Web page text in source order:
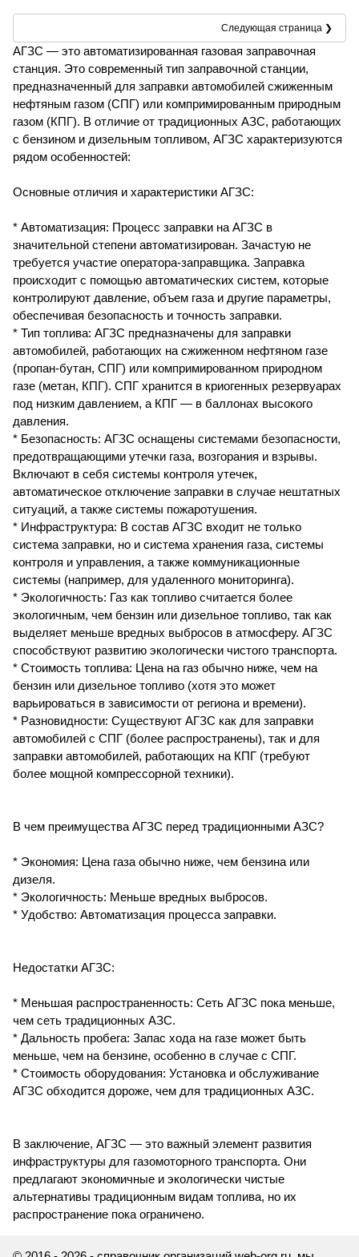
Следующая страница ❯
АГЗС — это автоматизированная газовая заправочная
станция. Это современный тип заправочной станции,
предназначенный для заправки автомобилей сжиженным
нефтяным газом (СПГ) или компримированным природным
газом (КПГ). В отличие от традиционных АЗС, работающих
с бензином и дизельным топливом, АГЗС характеризуются
рядом особенностей:
Основные отличия и характеристики АГЗС:
* Автоматизация: Процесс заправки на АГЗС в
значительной степени автоматизирован. Зачастую не
требуется участие оператора-заправщика. Заправка
происходит с помощью автоматических систем, которые
контролируют давление, объем газа и другие параметры,
обеспечивая безопасность и точность заправки.
* Тип топлива: АГЗС предназначены для заправки
автомобилей, работающих на сжиженном нефтяном газе
(пропан-бутан, СПГ) или компримированном природном
газе (метан, КПГ). СПГ хранится в криогенных резервуарах
под низким давлением, а КПГ — в баллонах высокого
давления.
* Безопасность: АГЗС оснащены системами безопасности,
предотвращающими утечки газа, возгорания и взрывы.
Включают в себя системы контроля утечек,
автоматическое отключение заправки в случае нештатных
ситуаций, а также системы пожаротушения.
* Инфраструктура: В состав АГЗС входит не только
система заправки, но и система хранения газа, системы
контроля и управления, а также коммуникационные
системы (например, для удаленного мониторинга).
* Экологичность: Газ как топливо считается более
экологичным, чем бензин или дизельное топливо, так как
выделяет меньше вредных выбросов в атмосферу. АГЗС
способствуют развитию экологически чистого транспорта.
* Стоимость топлива: Цена на газ обычно ниже, чем на
бензин или дизельное топливо (хотя это может
варьироваться в зависимости от региона и времени).
* Разновидности: Существуют АГЗС как для заправки
автомобилей с СПГ (более распространены), так и для
заправки автомобилей, работающих на КПГ (требуют
более мощной компрессорной техники).
В чем преимущества АГЗС перед традиционными АЗС?
* Экономия: Цена газа обычно ниже, чем бензина или
дизеля.
* Экологичность: Меньше вредных выбросов.
* Удобство: Автоматизация процесса заправки.
Недостатки АГЗС:
* Меньшая распространенность: Сеть АГЗС пока меньше,
чем сеть традиционных АЗС.
* Дальность пробега: Запас хода на газе может быть
меньше, чем на бензине, особенно в случае с СПГ.
* Стоимость оборудования: Установка и обслуживание
АГЗС обходится дороже, чем для традиционных АЗС.
В заключение, АГЗС — это важный элемент развития
инфраструктуры для газомоторного транспорта. Они
предлагают экономичные и экологически чистые
альтернативы традиционным видам топлива, но их
распространение пока ограничено.